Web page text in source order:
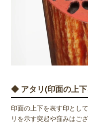
◆ アタリ(印面の上
印面の上下を表す印とし
リを示す突起や窪みはご